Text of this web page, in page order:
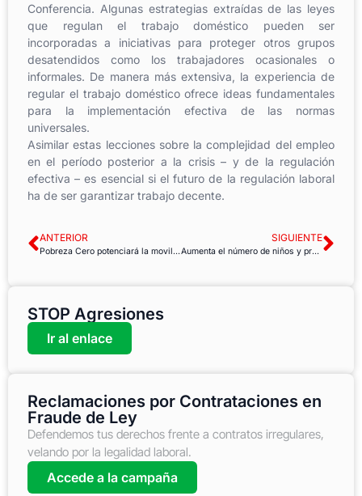
Conferencia. Algunas estrategias extraídas de las leyes
que regulan el trabajo doméstico pueden ser
incorporadas a iniciativas para proteger otros grupos
desatendidos como los trabajadores ocasionales o
informales. De manera más extensiva, la experiencia de
regular el trabajo doméstico ofrece ideas fundamentales
para la implementación efectiva de las normas
universales.
Asimilar estas lecciones sobre la complejidad del empleo
en el período posterior a la crisis – y de la regulación
efectiva – es esencial si el futuro de la regulación laboral
ha de ser garantizar trabajo decente.
ANTERIOR
Pobreza Cero potenciará la movilización ciudadana para poner la lucha contra la pobreza mundial en la agenda política
SIGUIENTE
Aumenta el número de niños y preadolescentes sin escolarizar en el mundo
STOP Agresiones
Ir al enlace
Reclamaciones por Contrataciones en
Fraude de Ley
Defendemos tus derechos frente a contratos irregulares,
velando por la legalidad laboral.
Accede a la campaña